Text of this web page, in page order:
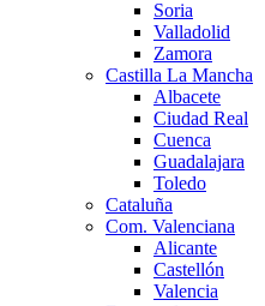
Soria
Valladolid
Zamora
Castilla La Mancha
Albacete
Ciudad Real
Cuenca
Guadalajara
Toledo
Cataluña
Com. Valenciana
Alicante
Castellón
Valencia